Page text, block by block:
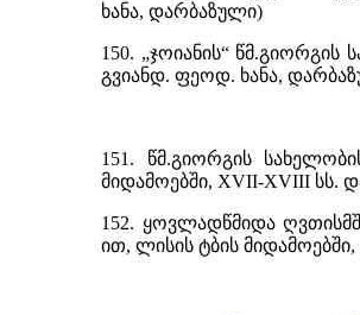
ხანა, დარბაზული)
150. „ჯოიანის“
გვიანდ. ფეოდ. ხანა,
151. წმ.გიორგის
მიდამოებში, XVII-XVIII სს.
152. ყოვლადწმიდა
ით, ლისის ტბის